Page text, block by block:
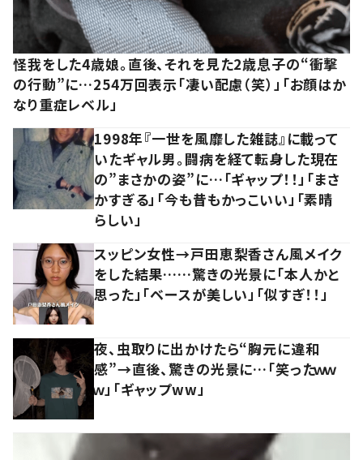
怪我をした4歳娘。直後、それを見た2歳息子の“衝撃
の行動”に…254万回表示「凄い配慮（笑）」「お顔はか
なり重症レベル」
1998年『一世を風靡した雑誌』に載って
いたギャル男。闘病を経て転身した現在
の”まさかの姿”に…「ギャップ！！」「まさ
かすぎる」「今も昔もかっこいい」「素晴
らしい」
スッピン女性→戸田恵梨香さん風メイク
をした結果……驚きの光景に「本人かと
思った」「ベースが美しい」「似すぎ！！」
夜、虫取りに出かけたら“胸元に違和
感”→直後、驚きの光景に…「笑ったｗｗ
ｗ」「ギャップww」